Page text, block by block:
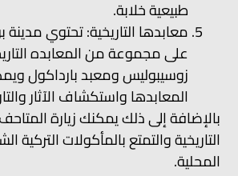
طبيعية خلابة.
معابدها التاريخية: تحتوي
على مجموعة من المعابده
زوسيبوليس ومعبد بارداكول
المعابدها واستكشاف الآثار
بالإضافة إلى ذلك يمكنك زيارة
التاريخية والتمتع بالمأكولات
المحلية.